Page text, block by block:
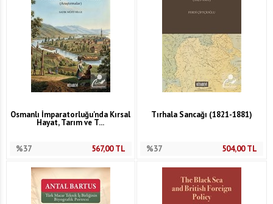
Osmanlı İmparatorluğu'nda Kırsal
Hayat, Tarım ve T...
%37 567,00TL
Tırhala Sancağı (1821-1881)
%37 504,00TL